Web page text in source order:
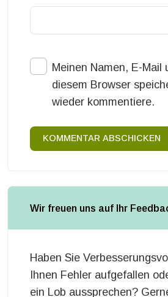
Meinen Namen, E-Mail
diesem Browser
wieder kommentiere.
KOMMENTAR ABSCHICKEN
Wir freuen uns auf Ihr
Haben Sie
Ihnen Fehler aufgefallen
ein Lob aussprechen?